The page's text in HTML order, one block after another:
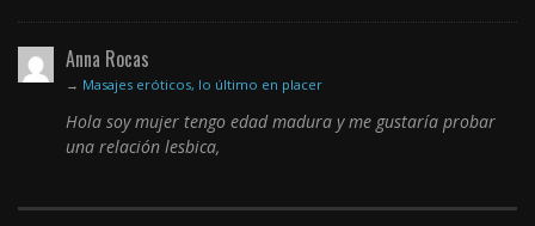
Anna Rocas
→ Masajes eróticos, lo último en placer
Hola soy mujer tengo edad madura y me gustaría probar
una relación lesbica,